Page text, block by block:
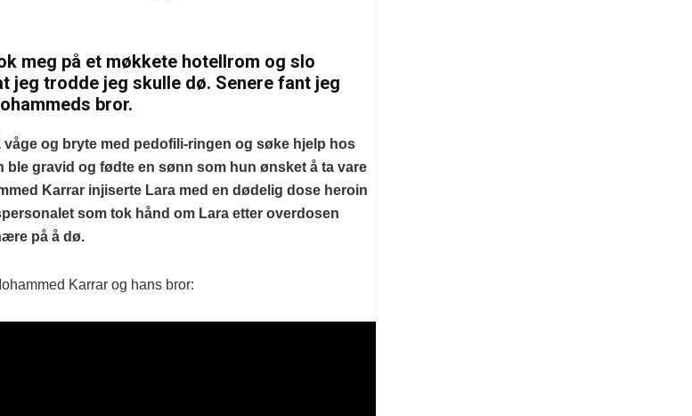
meg på et møkkete hotellrom og slo
jeg trodde jeg skulle dø. Senere fant jeg
bror.
våge og bryte med pedofili-ringen og søke hjelp hos
ble gravid og fødte en sønn som hun ønsket å ta vare
Karrar injiserte Lara med en dødelig dose heroin
som tok hånd om Lara etter overdosen
på å dø.
Karrar og hans bror: